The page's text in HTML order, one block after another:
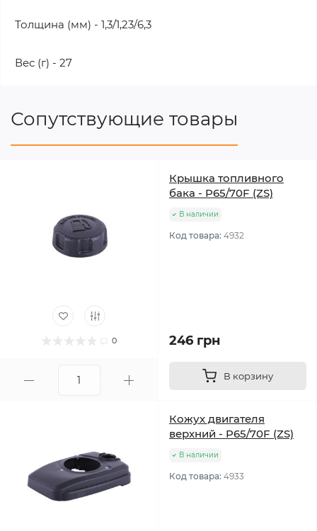
Толщина (мм) - 1,3/1,23/6,3
Вес (г) - 27
Сопутствующие товары
0
Крышка топливного
бака - P65/70F (ZS)
В наличии
Код товара: 4932
246 грн
В корзину
Кожух двигателя
верхний - P65/70F (ZS)
В наличии
Код товара: 4933